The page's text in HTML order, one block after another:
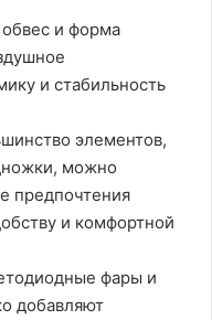
и форма
и стабильность
элементов,
можно
предпочтения
и комфортной
фары и
добавляют